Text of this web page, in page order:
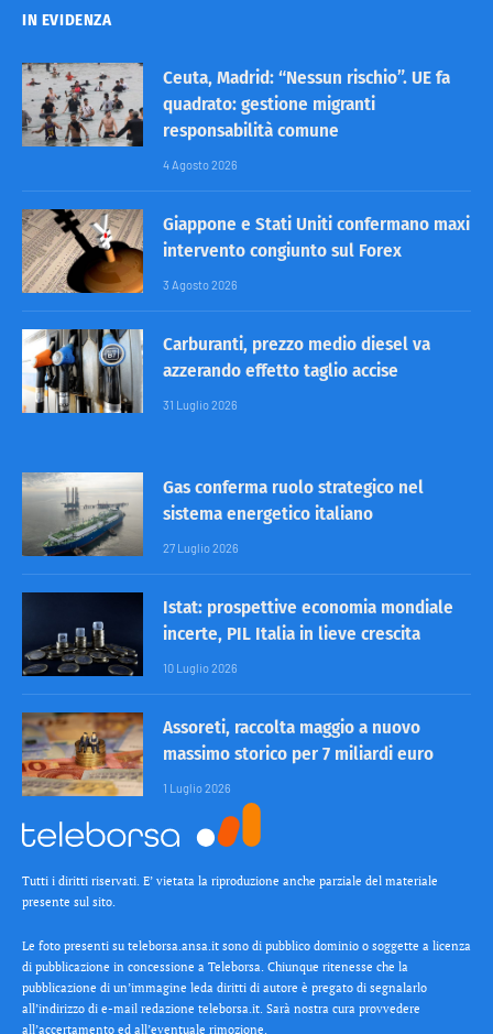
IN EVIDENZA
Ceuta, Madrid: “Nessun rischio”. UE fa
quadrato: gestione migranti
responsabilità comune
4 Agosto 2026
Giappone e Stati Uniti confermano maxi
intervento congiunto sul Forex
3 Agosto 2026
Carburanti, prezzo medio diesel va
azzerando effetto taglio accise
31 Luglio 2026
Gas conferma ruolo strategico nel
sistema energetico italiano
27 Luglio 2026
Istat: prospettive economia mondiale
incerte, PIL Italia in lieve crescita
10 Luglio 2026
Assoreti, raccolta maggio a nuovo
massimo storico per 7 miliardi euro
1 Luglio 2026
Tutti i diritti riservati. E’ vietata la riproduzione anche parziale del materiale
presente sul sito.
Le foto presenti su teleborsa.ansa.it sono di pubblico dominio o soggette a licenza
di pubblicazione in concessione a Teleborsa. Chiunque ritenesse che la
pubblicazione di un’immagine leda diritti di autore è pregato di segnalarlo
all’indirizzo di e-mail redazione teleborsa.it. Sarà nostra cura provvedere
all’accertamento ed all’eventuale rimozione.